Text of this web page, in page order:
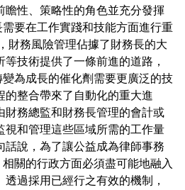
瞻性、策略性的角色並充分發揮
要在工作實踐和技能方面進行重
財務風險管理佔據了財務長的大
技術提供了一條前進的道路，
為成長的催化劑需要更廣泛的技
的整合帶來了自動化的重大進
財務總監和財務長管理的會計或
視和管理這些區域所需的工作量
話說，為了讓公益成為律師事務
關的行政方面必須盡可能地融入
過採用已經行之有效的機制，